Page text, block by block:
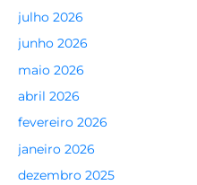
julho 2026
junho 2026
maio 2026
abril 2026
fevereiro 2026
janeiro 2026
dezembro 2025